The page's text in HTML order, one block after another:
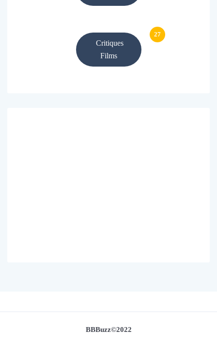
Critiques
Films
27
BBBuzz©2022